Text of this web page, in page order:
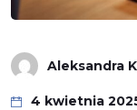
Aleksandra
4 kwietnia